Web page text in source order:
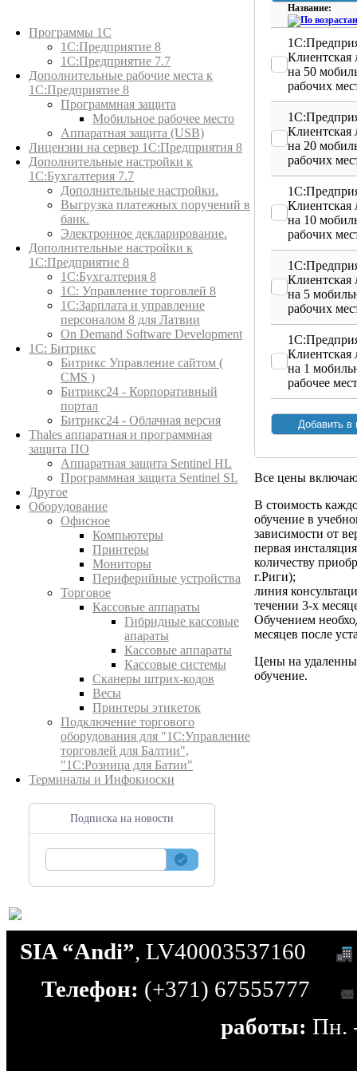
Программы 1С
1С:Предприятие 8
1С:Предприятие 7.7
Дополнительные рабочие места к
1С:Предприятие 8
Программная защита
Мобильное рабочее место
Аппаратная защита (USB)
Лицензии на сервер 1С:Предприятия 8
Дополнительные настройки к
1С:Бухгалтерия 7.7
Дополнительные настройки.
Выгрузка платежных поручений в
банк.
Электронное декларирование.
Дополнительные настройки к
1С:Предприятие 8
1С:Бухгалтерия 8
1C: Управление торговлей 8
1С:Зарплата и управление
персоналом 8 для Латвии
On Demand Software Development
1С: Битрикс
Битрикс Управление сайтом (
CMS )
Битрикс24 - Корпоративный
портал
Битрикс24 - Облачная версия
Thales аппаратная и программная
защита ПО
Аппаратная защита Sentinel HL
Программная защита Sentinel SL
Другое
Оборудование
Офисное
Компьютеры
Принтеры
Мониторы
Периферийные устройства
Торговое
Кассовые аппараты
Гибридные кассовые
апараты
Кассовые аппараты
Кассовые системы
Сканеры штрих-кодов
Весы
Принтеры этикеток
Подключение торгового
оборудования для "1С:Управление
торговлей для Балтии",
"1С:Розница для Батии"
Терминалы и Инфокиоски
Подписка на новости
Название:
Клиентская
на 50
рабочих
Клиентская
на 20
рабочих
Клиентская
на 10
рабочих
Клиентская
на 5
рабочих
Клиентская
на 1
рабочее
Все цены
В стоимость
обучение в
зависимости от
первая
количеству
г.Риги);
линия
течении 3-х
Обучением
месяцев после
Цены на
обучение.
SIA “Andi”, LV40003537160
Телефон: (+371) 67555777
работы: Пн.